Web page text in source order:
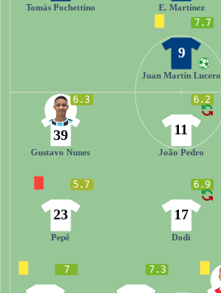
E. Martínez
Tomás Pochettino
7.7
9
Juan Martín Lucero
7 7.3
5.7
23
Pepê
6.9
17
Dodi
6.3
39
Gustavo Nunes
6.2
11
João Pedro